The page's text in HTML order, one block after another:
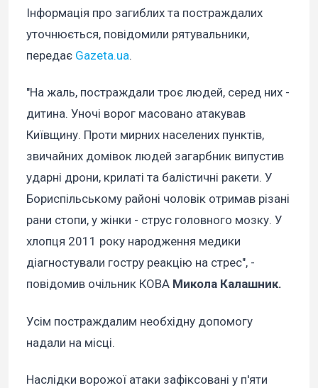
Інформація про загиблих та постраждалих
уточнюється, повідомили рятувальники,
передає Gazeta.ua.
"На жаль, постраждали троє людей, серед них -
дитина. Уночі ворог масовано атакував
Київщину. Проти мирних населених пунктів,
звичайних домівок людей загарбник випустив
ударні дрони, крилаті та балістичні ракети. У
Бориспільському районі чоловік отримав різані
рани стопи, у жінки - струс головного мозку. У
хлопця 2011 року народження медики
діагностували гостру реакцію на стрес", -
повідомив очільник КОВА Микола Калашник.
Усім постраждалим необхідну допомогу
надали на місці.
Наслідки ворожої атаки зафіксовані у п'яти